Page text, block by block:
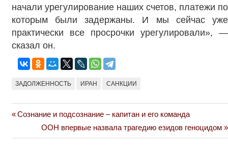
начали урегулирование наших счетов, платежи по
которым были задержаны. И мы сейчас уже
практически все просрочки урегулировали», —
сказал он.
ЗАДОЛЖЕННОСТЬ ИРАН САНКЦИИ
Навигация
по
Previous
Сознание и подсознание – капитан и его команда
Next
Post:
ООН впервые назвала трагедию езидов геноцидом